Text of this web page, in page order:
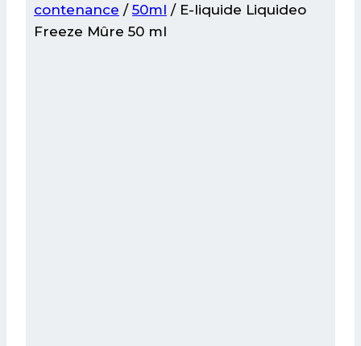
contenance / 50ml / E-liquide Liquideo
Freeze Mûre 50 ml